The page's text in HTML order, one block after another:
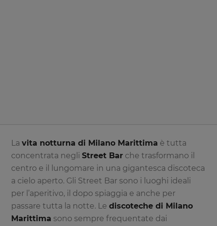
Lavita notturna di Milano Marittima è tutta
concentrata negliStreet Bar che trasformano il
centro e il lungomare in una gigantesca discoteca
a cielo aperto. Gli Street Bar sono i luoghi ideali
per l’aperitivo, il dopo spiaggia e anche per
passare tutta la notte. Lediscoteche di Milano
Marittima sono sempre frequentate dai